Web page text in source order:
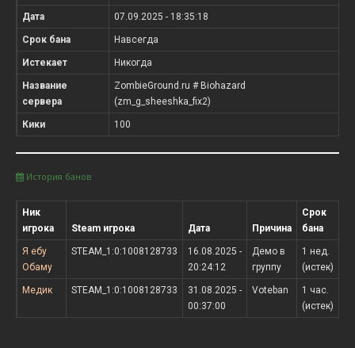
Дата 07.09.2025 - 18:35:18
Срок бана Навсегда
Истекает Никогда
Название
сервера
ZombieGround.ru # Biohazard
(zm_g_sheeshka_fix2)
Кики 100
История банов
Ник
игрока
Steam игрока Дата Причина
Срок
бана
Я ебу
Обаму
STEAM_1:0:1008128733
16.08.2025 -
20:24:12
Демо в
группу
1 нед.
(истек)
Медик STEAM_1:0:1008128733
31.08.2025 -
00:37:00
Voteban
1 час.
(истек)